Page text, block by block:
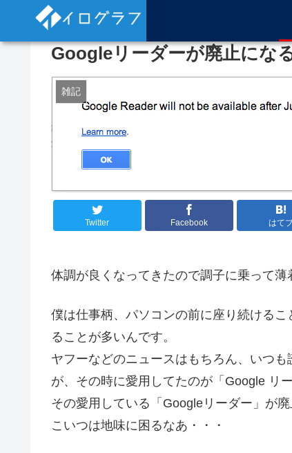
Googleリーダーが廃止にな
雑記
Twitter Facebook はて
体調が良くなってきたので調子に乗って薄
僕は仕事柄、パソコンの前に座り続ける
ることが多いんです。
ヤフーなどのニュースはもちろん、いつ
が、その時に愛用してたのが「Google リー
その愛用している「Googleリーダー」が
こいつは地味に困るなあ・・・